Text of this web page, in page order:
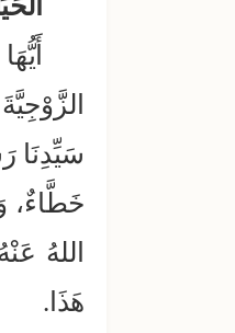
سَيِّدِنَا
خَطَّاءٌ،
اللهُ
هَذَا.